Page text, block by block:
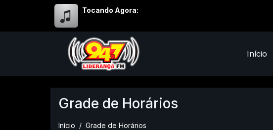
Tocando Agora:
Início
Grade de Horários
Início Grade de Horários